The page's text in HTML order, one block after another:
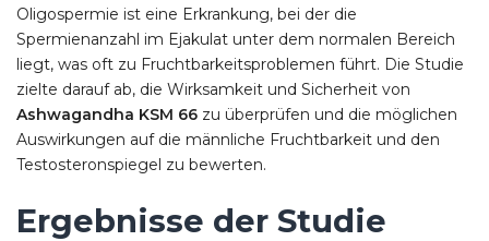
Oligospermie ist eine Erkrankung, bei der die
Spermienanzahl im Ejakulat unter dem normalen Bereich
liegt, was oft zu Fruchtbarkeitsproblemen führt. Die Studie
zielte darauf ab, die Wirksamkeit und Sicherheit von
Ashwagandha KSM 66 zu überprüfen und die möglichen
Auswirkungen auf die männliche Fruchtbarkeit und den
Testosteronspiegel zu bewerten.
Ergebnisse der Studie